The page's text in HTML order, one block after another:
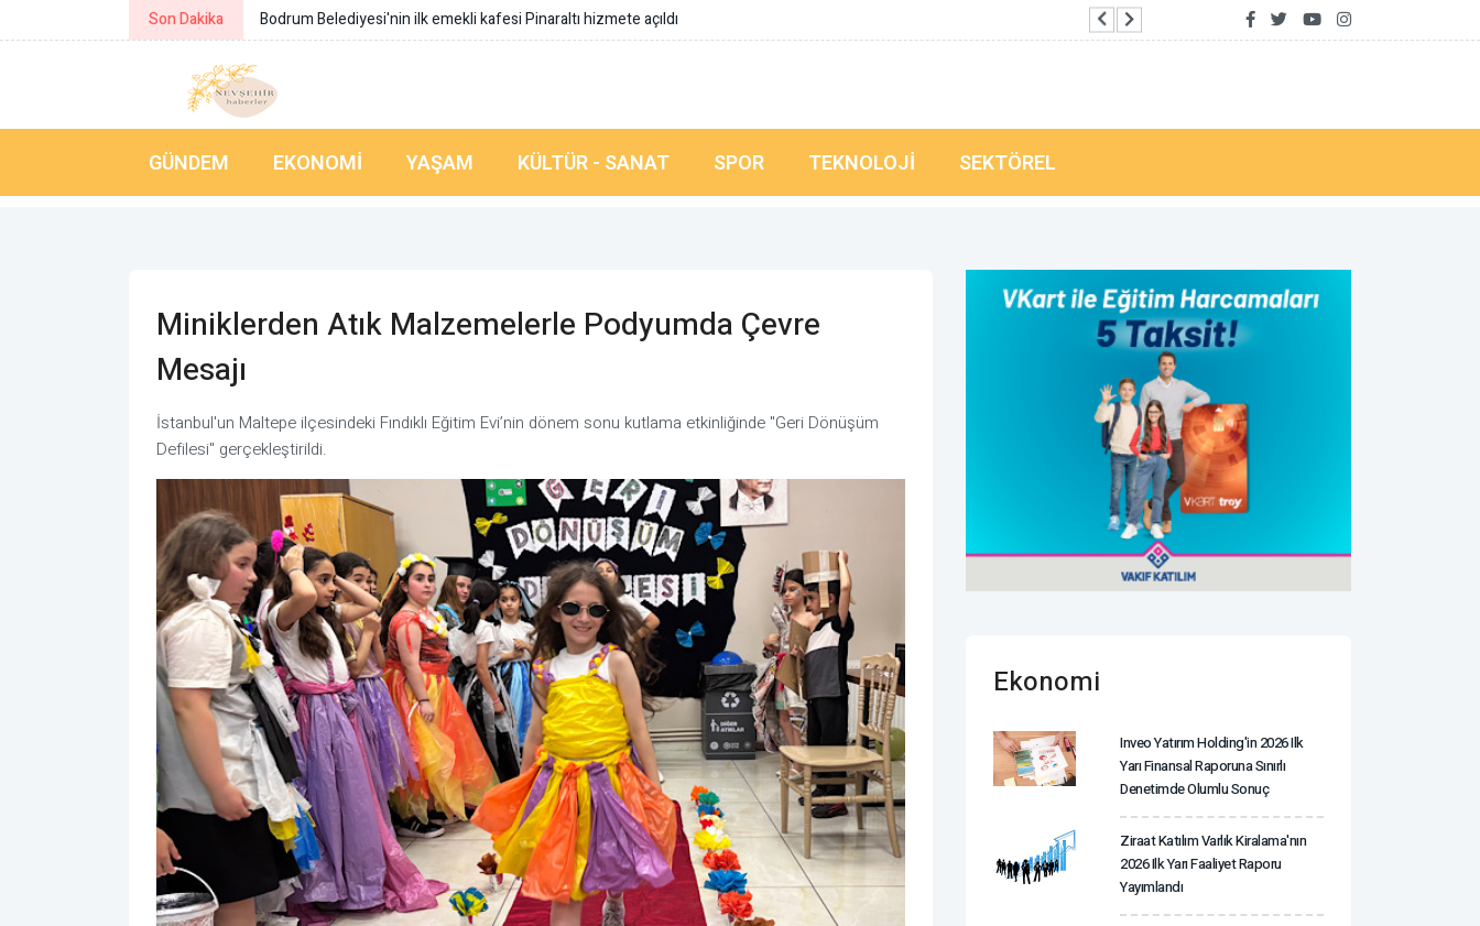
Son Dakika DİSKİ’den stajyer öğrencilere bilgi teknolojileri farkındalık eğitimi Körhat Mahallesi'nde "Çocuk Spor Şenliği"
GÜNDEM EKONOMI YAŞAM KÜLTÜR - SANAT SPOR TEKNOLOJI SEKTÖREL
Miniklerden Atık Malzemelerle Podyumda Çevre
Mesajı
İstanbul'un Maltepe ilçesindeki Fındıklı Eğitim Evi’nin dönem sonu kutlama etkinliğinde "Geri Dönüşüm
Defilesi" gerçekleştirildi.
Ekonomi
Inveo Yatırım Holding'in 2026 Ilk
Yarı Finansal Raporuna Sınırlı
Denetimde Olumlu Sonuç
Ziraat Katılım Varlık Kiralama'nın
2026 Ilk Yarı Faaliyet Raporu
Yayımlandı